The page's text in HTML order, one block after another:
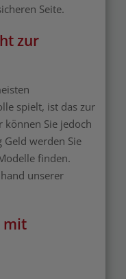
Seite.
zur
spielt, ist das zur
können Sie jedoch
werden Sie
finden.
unserer
mit